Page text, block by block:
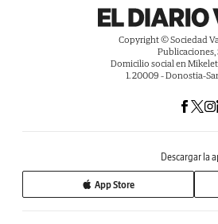
Copyright © Sociedad
Publicaciones,
Domicilio social en
1. 20009 - Donostia-
Descargar la
App Store